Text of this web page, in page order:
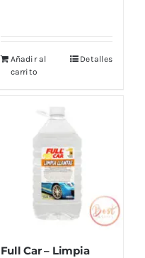
Añadir al
carrito
Detalles
Full Car – Limpia